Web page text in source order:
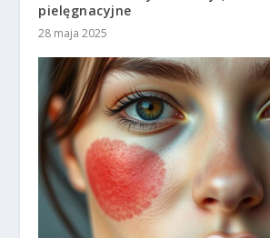
pielęgnacyjne
28 maja 2025